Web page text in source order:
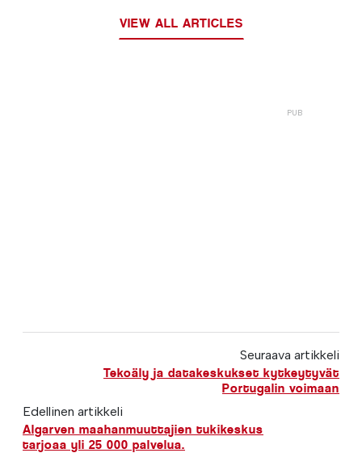
VIEW ALL ARTICLES
Seuraava artikkeli
Tekoäly ja datakeskukset kytkeytyvät
Portugalin voimaan
Edellinen artikkeli
Algarven maahanmuuttajien tukikeskus
tarjoaa yli 25 000 palvelua.